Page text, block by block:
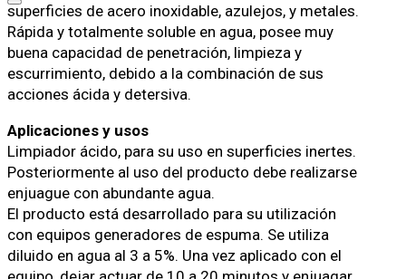
superficies de acero inoxidable, azulejos, y metales.
Rápida y totalmente soluble en agua, posee muy
buena capacidad de penetración, limpieza y
escurrimiento, debido a la combinación de sus
acciones ácida y detersiva.
Aplicaciones y usos
Limpiador ácido, para su uso en superficies inertes.
Posteriormente al uso del producto debe realizarse
enjuague con abundante agua.
El producto está desarrollado para su utilización
con equipos generadores de espuma. Se utiliza
diluido en agua al 3 a 5%. Una vez aplicado con el